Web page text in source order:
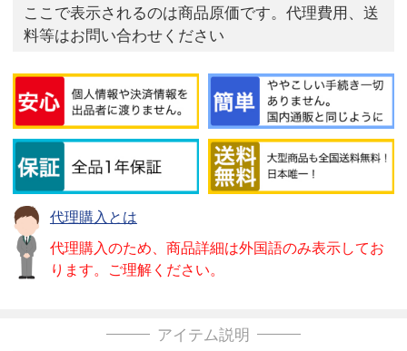
ここで表示されるのは商品原価です。代理費用、送
料等はお問い合わせください
代理購入とは
代理購入のため、商品詳細は外国語のみ表示してお
ります。ご理解ください。
アイテム説明